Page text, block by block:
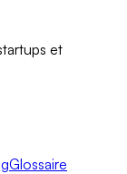
et
Glossaire